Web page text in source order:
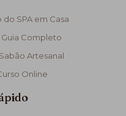
SPA em Casa
Completo
Artesanal
Online